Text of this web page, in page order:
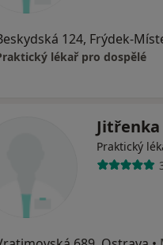
124, Frýdek-
lékař pro dospělé
Jitřenka
Praktický